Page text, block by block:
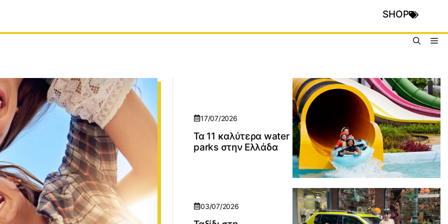
SHOP
17/07/2026
Τα 11 καλύτερα water
parks στην Ελλάδα
03/07/2026